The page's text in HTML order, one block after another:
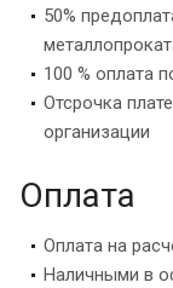
50%
100 % оплата
Отсрочка
организации
Оплата
Оплата на
Наличными в